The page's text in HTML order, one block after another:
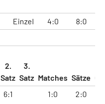
Einzel 4:0 8:0
2.
Satz
3.
Satz Matches Sätze
6:1 1:0 2:0